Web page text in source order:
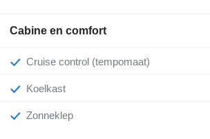
Cabine en comfort
Cruise control (tempomaat)
Koelkast
Zonneklep